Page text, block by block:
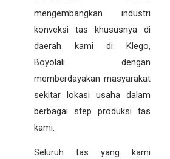
mengembangkan industri
konveksi tas khususnya di
daerah kami di Klego,
Boyolali dengan
memberdayakan masyarakat
sekitar lokasi usaha dalam
berbagai step produksi tas
kami.
Seluruh tas yang kami